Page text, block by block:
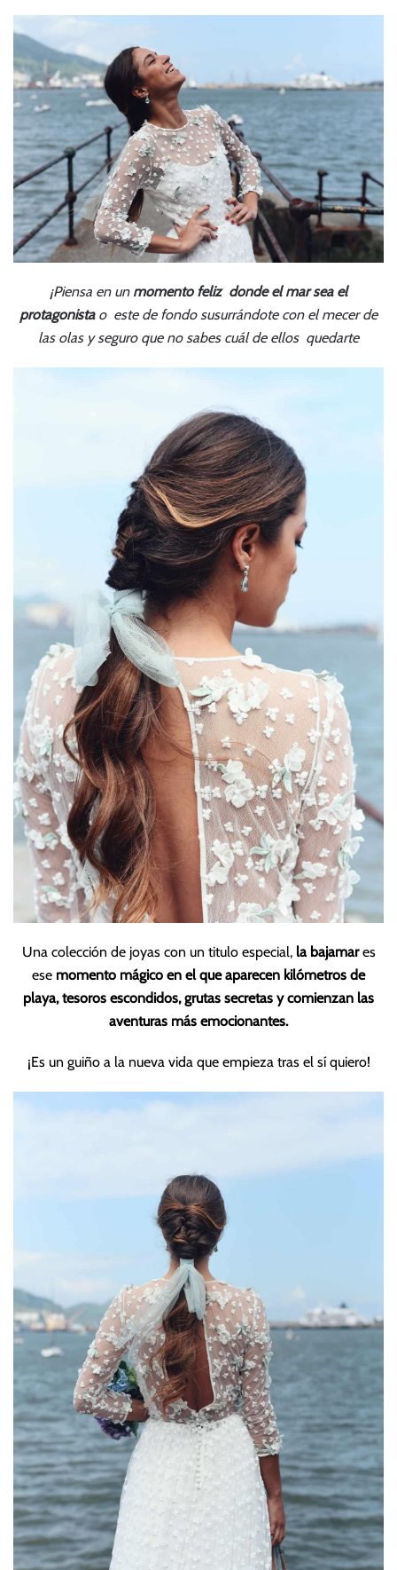
¡Piensa en un momento feliz donde el mar sea el
protagonistao este de fondo susurrándote con el mecer de
las olas y seguro que no sabes cuál de ellos quedarte
Una colección de joyas con un titulo especial, la bajamares
ese momento mágico en el que aparecen kilómetros de
playa, tesoros escondidos, grutas secretas y comienzan las
aventuras más emocionantes.
¡Es un guiño a la nueva vida que empieza tras el sí quiero!